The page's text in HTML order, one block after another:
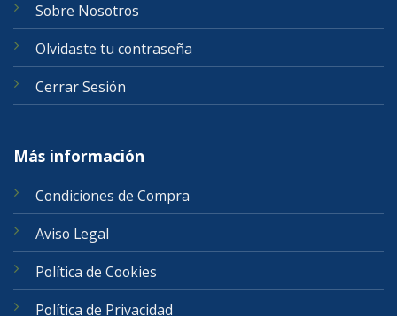
Sobre Nosotros
Olvidaste tu contraseña
Cerrar Sesión
Más información
Condiciones de Compra
Aviso Legal
Política de Cookies
Política de Privacidad